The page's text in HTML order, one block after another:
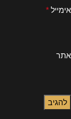
אימייל *
אתר